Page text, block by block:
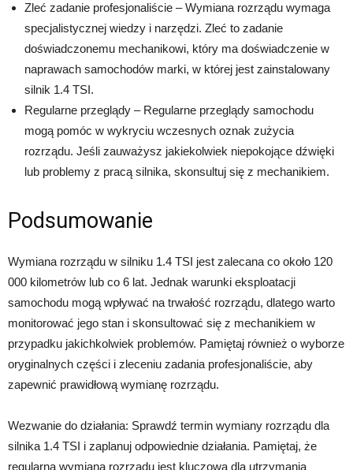
Zleć zadanie profesjonaliście – Wymiana rozrządu wymaga
specjalistycznej wiedzy i narzędzi. Zleć to zadanie
doświadczonemu mechanikowi, który ma doświadczenie w
naprawach samochodów marki, w której jest zainstalowany
silnik 1.4 TSI.
Regularne przeglądy – Regularne przeglądy samochodu
mogą pomóc w wykryciu wczesnych oznak zużycia
rozrządu. Jeśli zauważysz jakiekolwiek niepokojące dźwięki
lub problemy z pracą silnika, skonsultuj się z mechanikiem.
Podsumowanie
Wymiana rozrządu w silniku 1.4 TSI jest zalecana co około 120
000 kilometrów lub co 6 lat. Jednak warunki eksploatacji
samochodu mogą wpływać na trwałość rozrządu, dlatego warto
monitorować jego stan i skonsultować się z mechanikiem w
przypadku jakichkolwiek problemów. Pamiętaj również o wyborze
oryginalnych części i zleceniu zadania profesjonaliście, aby
zapewnić prawidłową wymianę rozrządu.
Wezwanie do działania: Sprawdź termin wymiany rozrządu dla
silnika 1.4 TSI i zaplanuj odpowiednie działania. Pamiętaj, że
regularna wymiana rozrządu jest kluczowa dla utrzymania